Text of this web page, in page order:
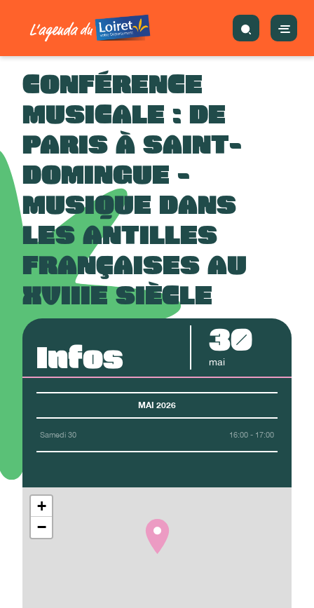
CONFÉRENCE
MUSICALE : DE
PARIS À SAINT-
DOMINGUE -
MUSIQUE DANS
LES ANTILLES
FRANÇAISES AU
XVIIIE SIÈCLE
Infos 30
mai
MAI 2026
Samedi 30 16:00 - 17:00
+
−